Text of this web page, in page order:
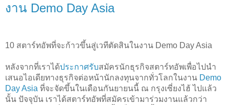
งาน Demo Day Asia
10 สตาร์ทอัพที่จะก้าวขึ้นสู่เวทีตัดสินในงาน Demo Day Asia
หลังจากที่เราได้ประกาศรับสมัครนักธุรกิจสตาร์ทอัพเพื่อไปนำ
เสนอไอเดียทางธุรกิจต่อหน้านักลงทุนจากทั่วโลกในงาน Demo
Day Asia ที่จะจัดขึ้นในเดือนกันยายนนี้ ณ กรุงเซี่ยงไฮ้ ไปแล้ว
นั้น ปัจจุบัน เราได้สตาร์ทอัพที่สมัครเข้ามาร่วมงานแล้วกว่า